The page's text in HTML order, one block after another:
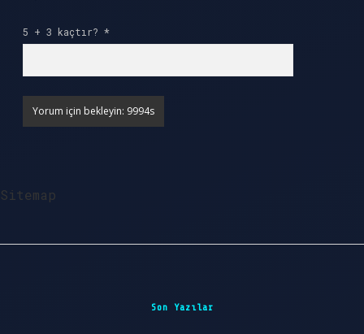
5 + 3 kaçtır? *
Sitemap
Son Yazılar